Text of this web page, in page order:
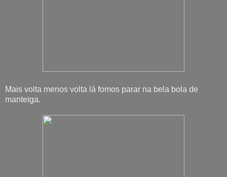
Mais volta menos volta lá fomos parar na bela bola de
manteiga.